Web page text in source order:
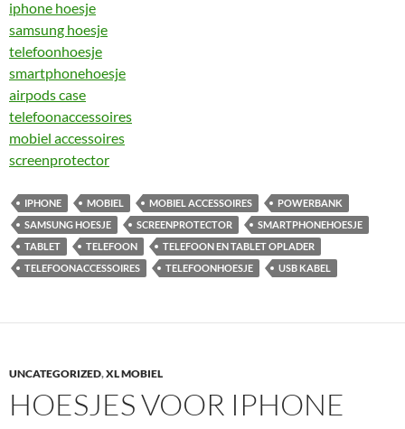
iphone hoesje
samsung hoesje
telefoonhoesje
smartphonehoesje
airpods case
telefoonaccessoires
mobiel accessoires
screenprotector
IPHONE MOBIEL MOBIEL ACCESSOIRES
POWERBANK
SAMSUNG HOESJE
SCREENPROTECTOR
SMARTPHONEHOESJE
TABLET
TELEFOON
TELEFOON EN TABLET OPLADER
TELEFOONACCESSOIRES
TELEFOONHOESJE USB KABEL
UNCATEGORIZED,XL MOBIEL
HOESJES VOOR IPHONE